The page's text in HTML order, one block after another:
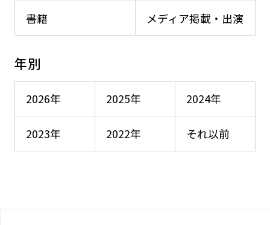
メディア掲載・出演
書籍
年別
2026年 2025年 2024年
2023年 2022年 それ以前